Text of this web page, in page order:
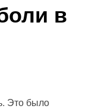
в
Это было